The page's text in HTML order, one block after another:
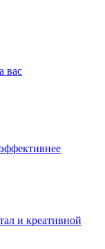
вас
и креативной